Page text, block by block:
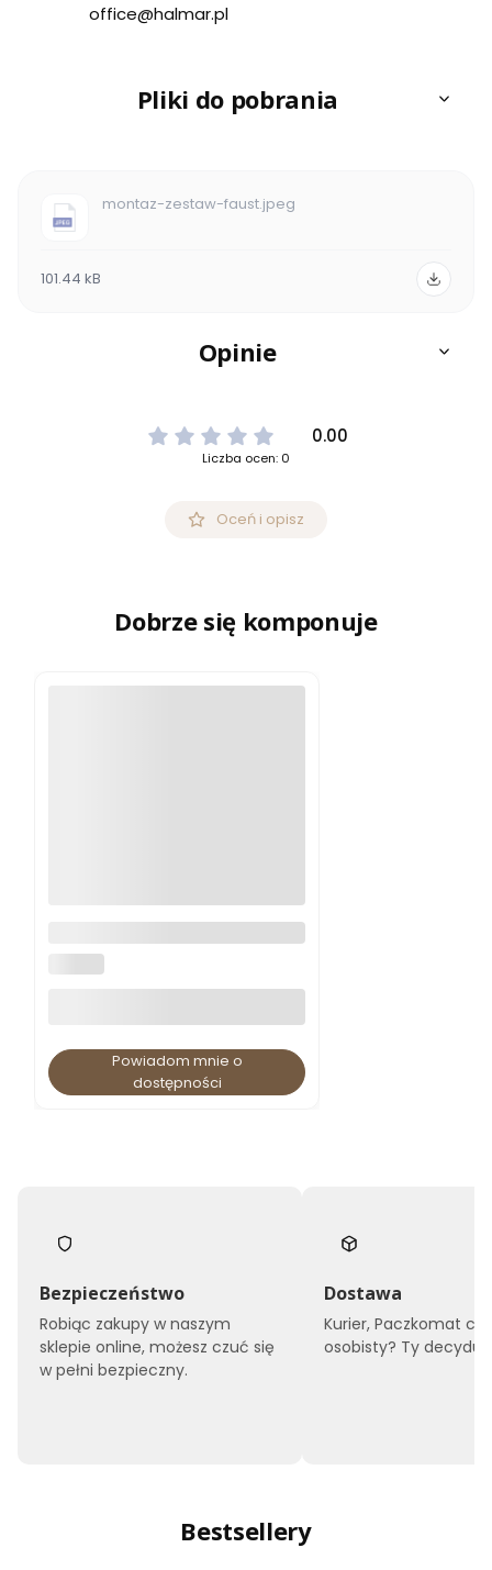
office@halmar.pl
Pliki do pobrania
montaz-zestaw-faust.jpeg
101.44 kB
Opinie
0.00
Liczba ocen: 0
Oceń i opisz
Dobrze się komponuje
dąb sonoma
Powiadom mnie o
dostępności
Bezpieczeństwo
Robiąc zakupy w naszym
sklepie online, możesz czuć się
w pełni bezpieczny.
Dostawa
Kurier, Paczkomat
osobisty? Ty
Bestsellery